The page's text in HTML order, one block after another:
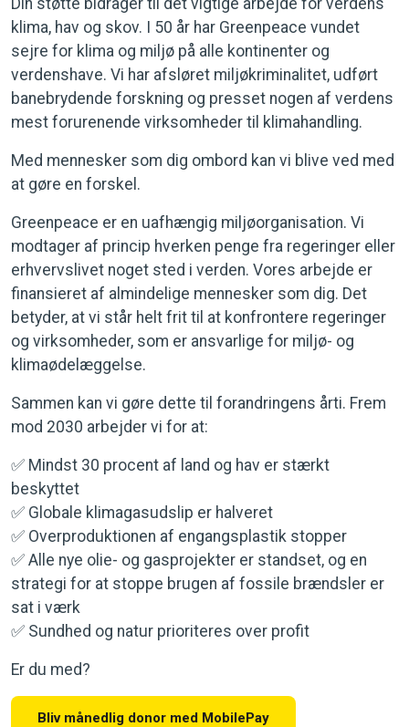
klima, hav og skov. I 50 år har Greenpeace vundet
sejre for klima og miljø på alle kontinenter og
verdenshave. Vi har afsløret miljøkriminalitet, udført
banebrydende forskning og presset nogen af verdens
mest forurenende virksomheder til klimahandling.
Med mennesker som dig ombord kan vi blive ved med
at gøre en forskel.
Greenpeace er en uafhængig miljøorganisation. Vi
modtager af princip hverken penge fra regeringer eller
erhvervslivet noget sted i verden. Vores arbejde er
finansieret af almindelige mennesker som dig. Det
betyder, at vi står helt frit til at konfrontere regeringer
og virksomheder, som er ansvarlige for miljø- og
klimaødelæggelse.
Sammen kan vi gøre dette til forandringens årti. Frem
mod 2030 arbejder vi for at:
✅ Mindst 30 procent af land og hav er stærkt
beskyttet
✅ Globale klimagasudslip er halveret
✅ Overproduktionen af engangsplastik stopper
✅ Alle nye olie- og gasprojekter er standset, og en
strategi for at stoppe brugen af fossile brændsler er
sat i værk
✅ Sundhed og natur prioriteres over profit
Er du med?
Bliv månedlig donor med MobilePay